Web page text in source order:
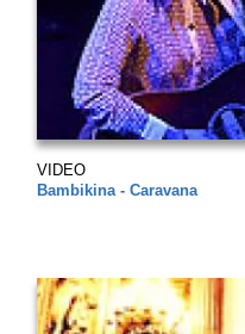
VIDEO
Bambikina - Caravana